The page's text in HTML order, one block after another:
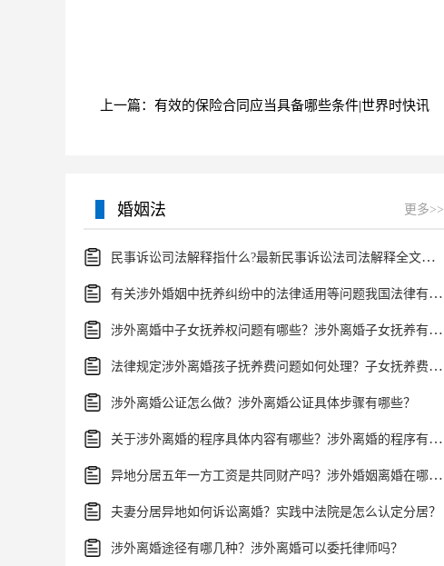
上一篇：有效的保险合同应当具备哪些条件|世界时快讯
婚姻法 更多>>
民事诉讼司法解释指什么?最新民事诉讼法司法解释全文是什么?
有关涉外婚姻中抚养纠纷中的法律适用等问题我国法律有什么解释？
涉外离婚中子女抚养权问题有哪些？涉外离婚子女抚养有几种情况？
法律规定涉外离婚孩子抚养费问题如何处理？子女抚养费数额的计算有哪些影响因素？
涉外离婚公证怎么做？涉外离婚公证具体步骤有哪些？
关于涉外离婚的程序具体内容有哪些？涉外离婚的程序有什么法律依据？
异地分居五年一方工资是共同财产吗？涉外婚姻离婚在哪里办理？
夫妻分居异地如何诉讼离婚？实践中法院是怎么认定分居？
涉外离婚途径有哪几种？涉外离婚可以委托律师吗？